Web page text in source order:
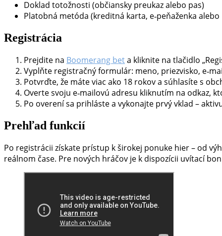
Doklad totožnosti (občiansky preukaz alebo pas)
Platobná metóda (kreditná karta, e‑peňaženka
Registrácia
Prejdite na Boomerang beta kliknite na tlačidlo
Vyplňte registračný formulár: meno, priezvisko,
Potvrďte, že máte viac ako 18 rokov a súhlasíte s
Overte svoju e‑mailovú adresu kliknutím na odkaz,
Po overení sa prihláste a vykonajte prvý vklad –
Prehľad funkcií
Po registrácii získate prístup k širokej ponuke hier – od
reálnom čase. Pre nových hráčov je k dispozícii uvítací